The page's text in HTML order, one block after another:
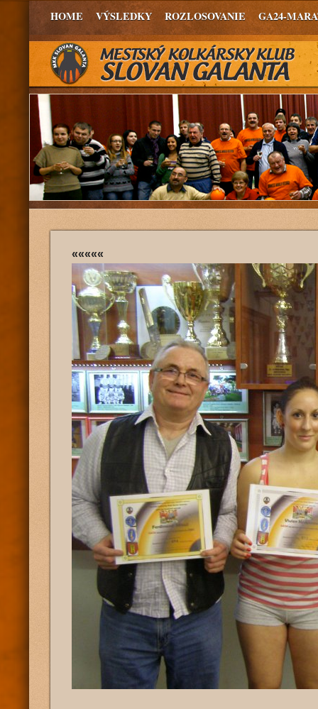
HOME VÝSLEDKY ROZLOSOVANIE GA24-
«««««